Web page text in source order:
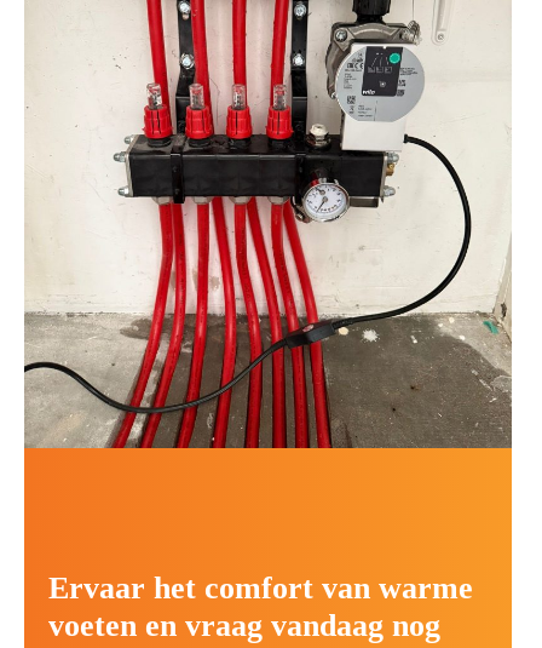
Ervaar het comfort van warme
voeten en vraag vandaag nog